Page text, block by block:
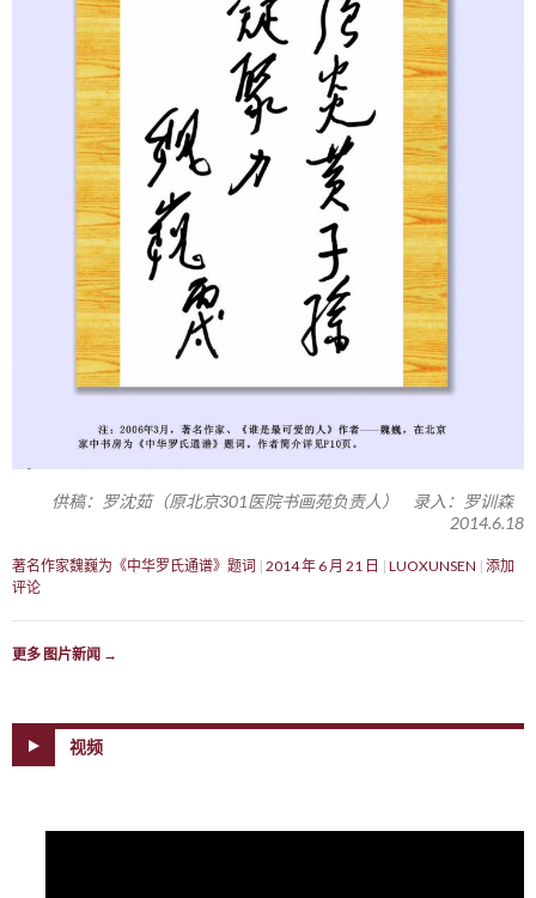
供稿：罗沈茹（原北京301医院书画苑负责人） 录入：罗训森
2014.6.18
著名作家魏巍为《中华罗氏通谱》题词 2014 年 6 月 21 日 LUOXUNSEN 添加
评论
更多 图片新闻 →
视频